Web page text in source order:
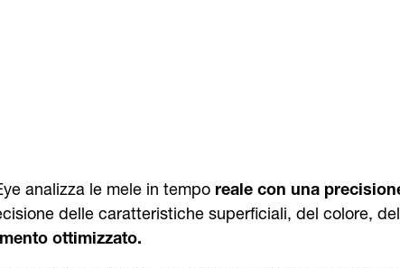
analizza le mele in tempo reale con una
delle caratteristiche superficiali, del colore,
ottimizzato.